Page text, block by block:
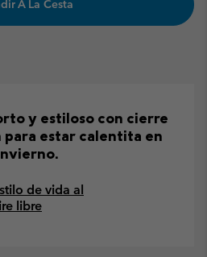
A La Cesta
y estiloso con cierre
para estar calentita en
de vida al
libre